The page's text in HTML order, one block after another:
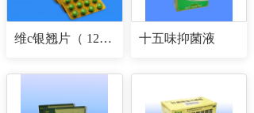
维c银翘片（ 12片/板×2板/盒×400盒/件） 十五味抑菌液